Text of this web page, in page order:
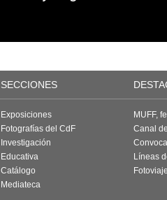
SECCIONES
Exposiciones
Fotografías del CdF
Investigación
Educativa
Catálogo
Mediateca
MUFF,
Canal
Líneas